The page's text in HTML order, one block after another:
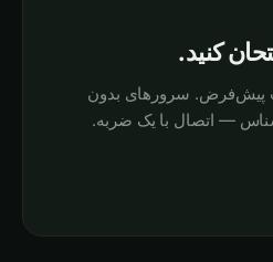
پیش‌فرض. سرورهای بدون
— اتصال با یک ضربه.